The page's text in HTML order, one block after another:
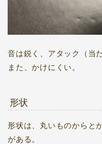
音は鋭く、アタック（当
また、かけにくい。
形状
形状は、丸いものからと
がある。